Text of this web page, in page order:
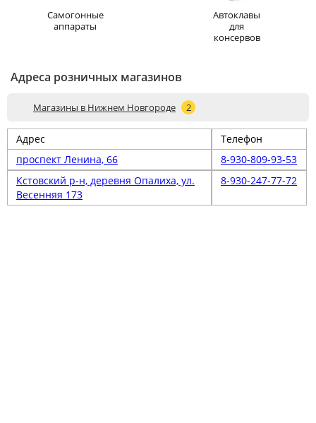
Самогонные
аппараты
Автоклавы
для
консервов
Адреса розничных магазинов
Магазины в Нижнем Новгороде 2
Адрес
Телефон
проспект Ленина, 66
8-930-809-93-53
Кстовский р-н, деревня Опалиха, ул.
Весенняя 173
8-930-247-77-72